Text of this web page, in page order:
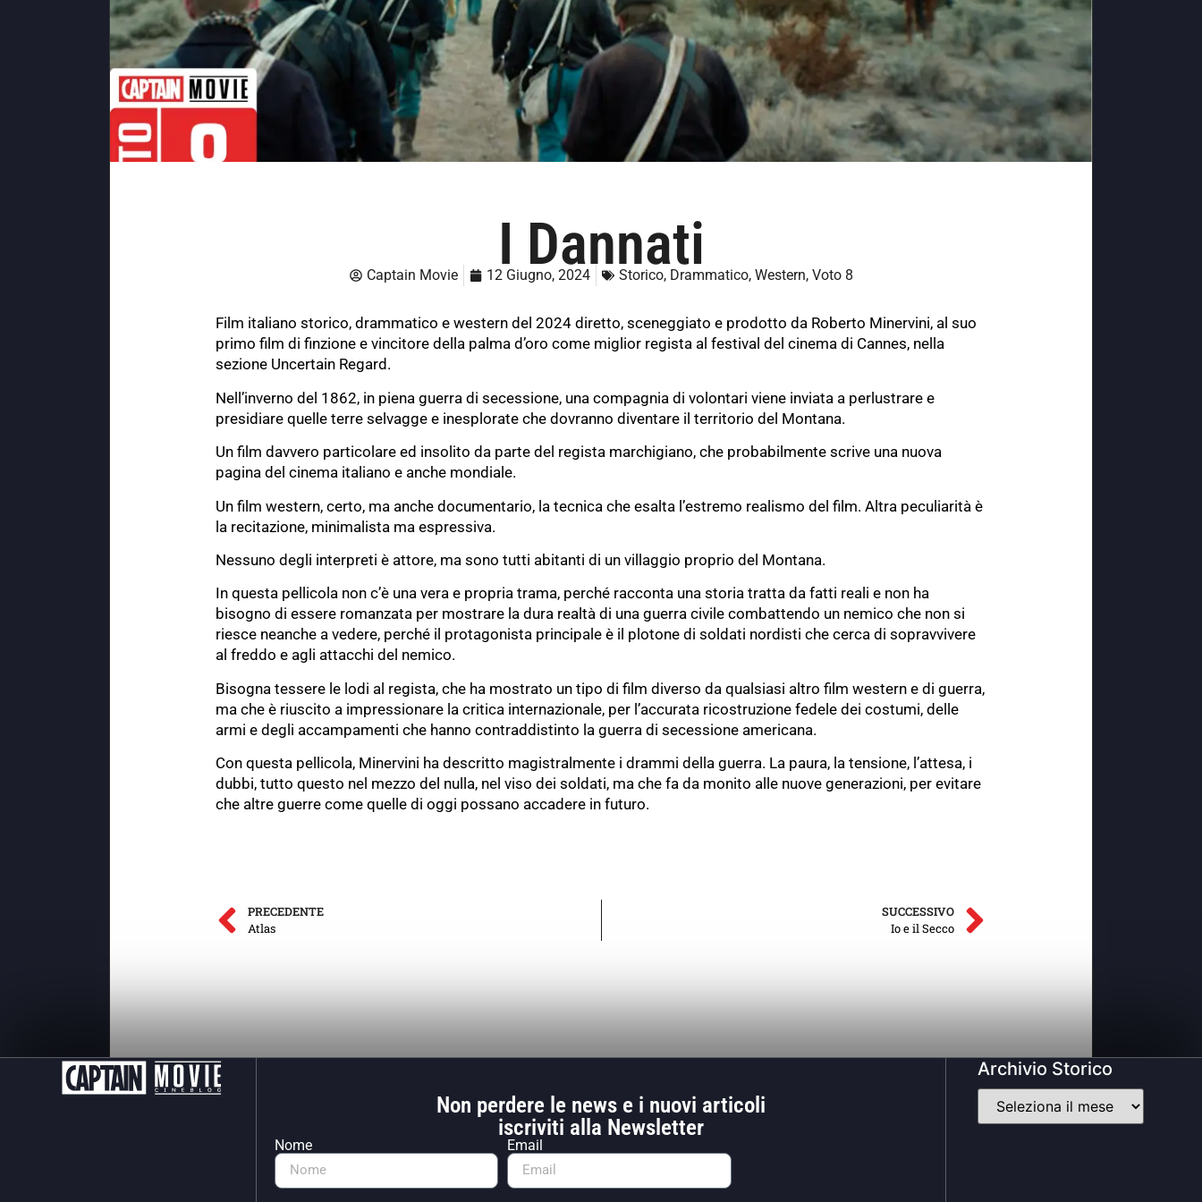
I Dannati
Captain Movie 12 Giugno, 2024 Storico, Drammatico, Western, Voto 8
Film italiano storico, drammatico e western del 2024 diretto, sceneggiato e prodotto da Roberto Minervini, al suo
primo film di finzione e vincitore della palma d’oro come miglior regista al festival del cinema di Cannes, nella
sezione Uncertain Regard.
Nell’inverno del 1862, in piena guerra di secessione, una compagnia di volontari viene inviata a perlustrare e
presidiare quelle terre selvagge e inesplorate che dovranno diventare il territorio del Montana.
Un film davvero particolare ed insolito da parte del regista marchigiano, che probabilmente scrive una nuova
pagina del cinema italiano e anche mondiale.
Un film western, certo, ma anche documentario, la tecnica che esalta l’estremo realismo del film. Altra peculiarità è
la recitazione, minimalista ma espressiva.
Nessuno degli interpreti è attore, ma sono tutti abitanti di un villaggio proprio del Montana.
In questa pellicola non c’è una vera e propria trama, perché racconta una storia tratta da fatti reali e non ha
bisogno di essere romanzata per mostrare la dura realtà di una guerra civile combattendo un nemico che non si
riesce neanche a vedere, perché il protagonista principale è il plotone di soldati nordisti che cerca di sopravvivere
al freddo e agli attacchi del nemico.
Bisogna tessere le lodi al regista, che ha mostrato un tipo di film diverso da qualsiasi altro film western e di guerra,
ma che è riuscito a impressionare la critica internazionale, per l’accurata ricostruzione fedele dei costumi, delle
armi e degli accampamenti che hanno contraddistinto la guerra di secessione americana.
Con questa pellicola, Minervini ha descritto magistralmente i drammi della guerra. La paura, la tensione, l’attesa, i
dubbi, tutto questo nel mezzo del nulla, nel viso dei soldati, ma che fa da monito alle nuove generazioni, per evitare
che altre guerre come quelle di oggi possano accadere in futuro.
PRECEDENTE
Atlas
SUCCESSIVO
Io e il Secco
Non perdere le news e i nuovi articoli
iscriviti alla Newsletter
Nome Email
Archivio Storico